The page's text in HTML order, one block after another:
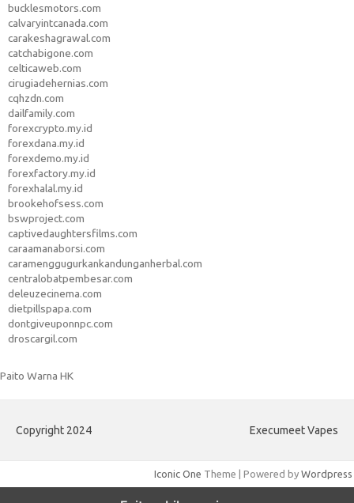
bucklesmotors.com
calvaryintcanada.com
carakeshagrawal.com
catchabigone.com
celticaweb.com
cirugiadehernias.com
cqhzdn.com
dailfamily.com
forexcrypto.my.id
forexdana.my.id
forexdemo.my.id
forexfactory.my.id
forexhalal.my.id
brookehofsess.com
bswproject.com
captivedaughtersfilms.com
caraamanaborsi.com
caramenggugurkankandunganherbal.com
centralobatpembesar.com
deleuzecinema.com
dietpillspapa.com
dontgiveuponnpc.com
droscargil.com
Paito Warna HK
Copyright 2024 Execumeet Vapes
Iconic One Theme | Powered by Wordpress